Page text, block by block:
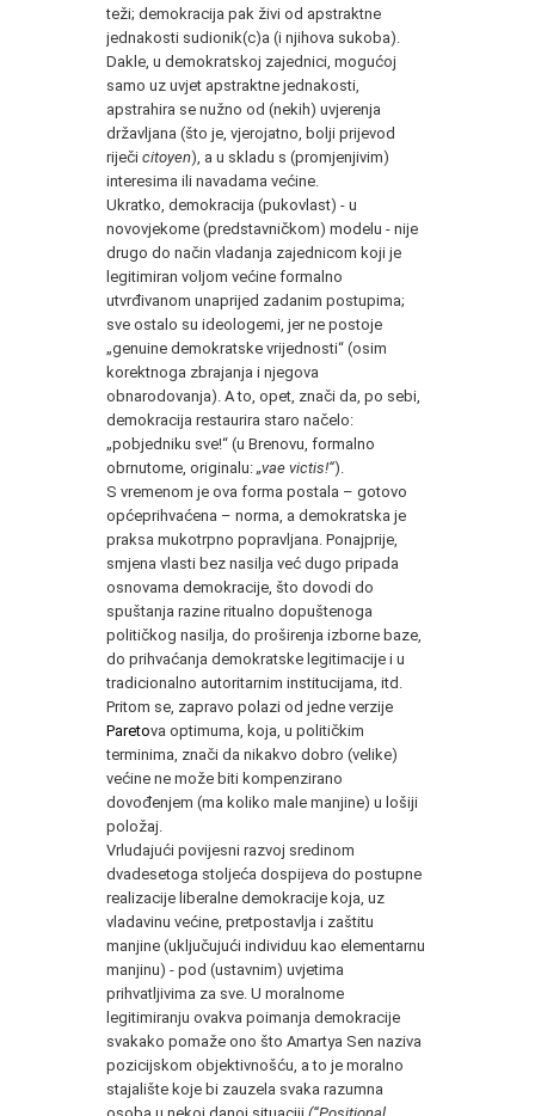
teži; demokracija pak živi od apstraktne
jednakosti sudionik(c)a (i njihova sukoba).
Dakle, u demokratskoj zajednici, mogućoj
samo uz uvjet apstraktne jednakosti,
apstrahira se nužno od (nekih) uvjerenja
državljana (što je, vjerojatno, bolji prijevod
riječi citoyen), a u skladu s (promjenjivim)
interesima ili navadama većine.
Ukratko, demokracija (pukovlast) - u
novovjekome (predstavničkom) modelu - nije
drugo do način vladanja zajednicom koji je
legitimiran voljom većine formalno
utvrđivanom unaprijed zadanim postupima;
sve ostalo su ideologemi, jer ne postoje
„genuine demokratske vrijednosti“ (osim
korektnoga zbrajanja i njegova
obnarodovanja). A to, opet, znači da, po sebi,
demokracija restaurira staro načelo:
„pobjedniku sve!“ (u Brenovu, formalno
obrnutome, originalu: „vae victis!“).
S vremenom je ova forma postala – gotovo
općeprihvaćena – norma, a demokratska je
praksa mukotrpno popravljana. Ponajprije,
smjena vlasti bez nasilja već dugo pripada
osnovama demokracije, što dovodi do
spuštanja razine ritualno dopuštenoga
političkog nasilja, do proširenja izborne baze,
do prihvaćanja demokratske legitimacije i u
tradicionalno autoritarnim institucijama, itd.
Pritom se, zapravo polazi od jedne verzije
Paretova optimuma, koja, u političkim
terminima, znači da nikakvo dobro (velike)
većine ne može biti kompenzirano
dovođenjem (ma koliko male manjine) u lošiji
položaj.
Vrludajući povijesni razvoj sredinom
dvadesetoga stoljeća dospijeva do postupne
realizacije liberalne demokracije koja, uz
vladavinu većine, pretpostavlja i zaštitu
manjine (uključujući individuu kao elementarnu
manjinu) - pod (ustavnim) uvjetima
prihvatljivima za sve. U moralnome
legitimiranju ovakva poimanja demokracije
svakako pomaže ono što Amartya Sen naziva
pozicijskom objektivnošću, a to je moralno
stajalište koje bi zauzela svaka razumna